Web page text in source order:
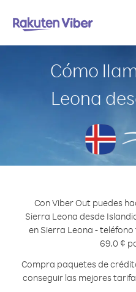
Cómo
Leona
Con Viber Out puedes
Sierra Leona desde
en Sierra Leona -
69.0 ¢
Compra paquetes de
conseguir las mejores